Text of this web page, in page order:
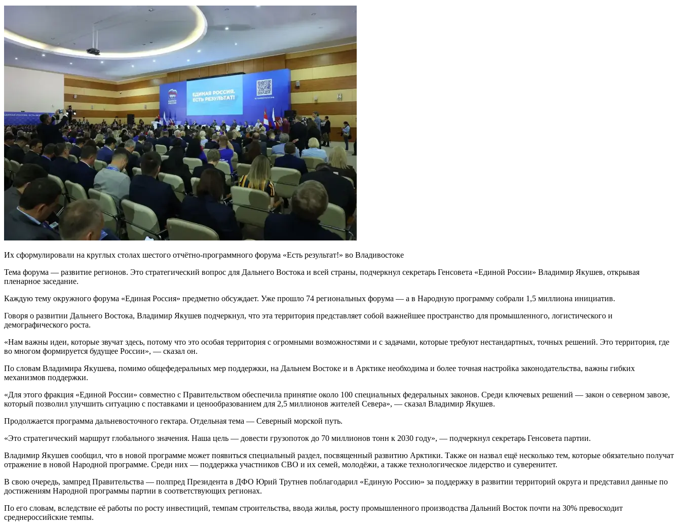
Их сформулировали на круглых столах шестого отчётно-программного форума «Есть результат!» во Владивостоке
Тема форума — развитие регионов. Это стратегический вопрос для Дальнего Востока и всей страны, подчеркнул секретарь Генсовета «Единой России» Владимир Якушев, открывая
пленарное заседание.
Каждую тему окружного форума «Единая Россия» предметно обсуждает. Уже прошло 74 региональных форума — а в Народную программу собрали 1,5 миллиона инициатив.
Говоря о развитии Дальнего Востока, Владимир Якушев подчеркнул, что эта территория представляет собой важнейшее пространство для промышленного, логистического и
демографического роста.
«Нам важны идеи, которые звучат здесь, потому что это особая территория с огромными возможностями и с задачами, которые требуют нестандартных, точных решений. Это территория, где
во многом формируется будущее России», — сказал он.
По словам Владимира Якушева, помимо общефедеральных мер поддержки, на Дальнем Востоке и в Арктике необходима и более точная настройка законодательства, важны гибких
механизмов поддержки.
«Для этого фракция «Единой России» совместно с Правительством обеспечила принятие около 100 специальных федеральных законов. Среди ключевых решений — закон о северном завозе,
который позволил улучшить ситуацию с поставками и ценообразованием для 2,5 миллионов жителей Севера», — сказал Владимир Якушев.
Продолжается программа дальневосточного гектара. Отдельная тема — Северный морской путь.
«Это стратегический маршрут глобального значения. Наша цель — довести грузопоток до 70 миллионов тонн к 2030 году», — подчеркнул секретарь Генсовета партии.
Владимир Якушев сообщил, что в новой программе может появиться специальный раздел, посвященный развитию Арктики. Также он назвал ещё несколько тем, которые обязательно получат
отражение в новой Народной программе. Среди них — поддержка участников СВО и их семей, молодёжи, а также технологическое лидерство и суверенитет.
В свою очередь, зампред Правительства — полпред Президента в ДФО Юрий Трутнев поблагодарил «Единую Россию» за поддержку в развитии территорий округа и представил данные по
достижениям Народной программы партии в соответствующих регионах.
По его словам, вследствие её работы по росту инвестиций, темпам строительства, ввода жилья, росту промышленного производства Дальний Восток почти на 30% превосходит
среднероссийские темпы.